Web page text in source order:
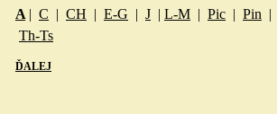
A | C | CH | E-G | J | L-M | Pic | Pin |
Th-Ts
ĎALEJ